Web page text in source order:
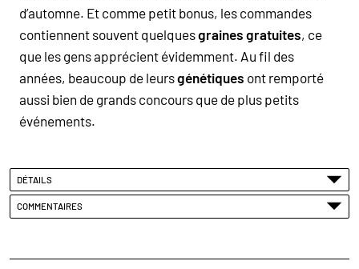
d’automne. Et comme petit bonus, les commandes
contiennent souvent quelquesgraines gratuites, ce
que les gens apprécient évidemment. Au fil des
années, beaucoup de leursgénétiques ont remporté
aussi bien de grands concours que de plus petits
événements.
DÉTAILS
COMMENTAIRES